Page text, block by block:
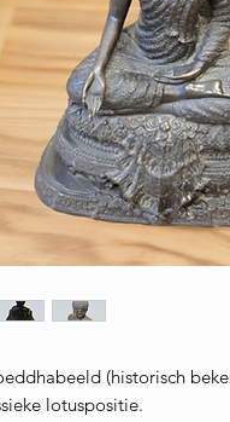
(historisch
lotuspositie.